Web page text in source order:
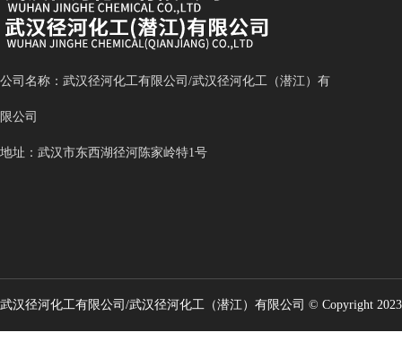
公司名称：武汉径河化工有限公司/武汉径河化工（潜江）有
限公司
地址：武汉市东西湖径河陈家岭特1号
武汉径河化工有限公司/武汉径河化工（潜江）有限公司 © Copyright 2023